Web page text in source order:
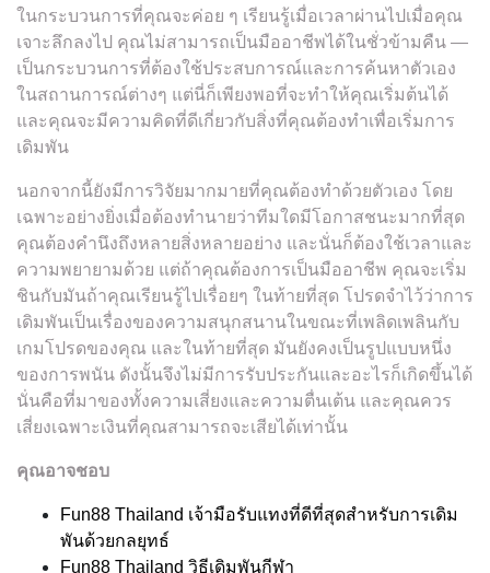
ในกระบวนการที่คุณจะค่อย ๆ เรียนรู้เมื่อเวลาผ่านไปเมื่อคุณ
เจาะลึกลงไป คุณไม่สามารถเป็นมืออาชีพได้ในชั่วข้ามคืน —
เป็นกระบวนการที่ต้องใช้ประสบการณ์และการค้นหาตัวเอง
ในสถานการณ์ต่างๆ แต่นี่ก็เพียงพอที่จะทำให้คุณเริ่มต้นได้
และคุณจะมีความคิดที่ดีเกี่ยวกับสิ่งที่คุณต้องทำเพื่อเริ่มการ
เดิมพัน
นอกจากนี้ยังมีการวิจัยมากมายที่คุณต้องทำด้วยตัวเอง โดย
เฉพาะอย่างยิ่งเมื่อต้องทำนายว่าทีมใดมีโอกาสชนะมากที่สุด
คุณต้องคำนึงถึงหลายสิ่งหลายอย่าง และนั่นก็ต้องใช้เวลาและ
ความพยายามด้วย แต่ถ้าคุณต้องการเป็นมืออาชีพ คุณจะเริ่ม
ชินกับมันถ้าคุณเรียนรู้ไปเรื่อยๆ ในท้ายที่สุด โปรดจำไว้ว่าการ
เดิมพันเป็นเรื่องของความสนุกสนานในขณะที่เพลิดเพลินกับ
เกมโปรดของคุณ และในท้ายที่สุด มันยังคงเป็นรูปแบบหนึ่ง
ของการพนัน ดังนั้นจึงไม่มีการรับประกันและอะไรก็เกิดขึ้นได้
นั่นคือที่มาของทั้งความเสี่ยงและความตื่นเต้น และคุณควร
เสี่ยงเฉพาะเงินที่คุณสามารถจะเสียได้เท่านั้น
คุณอาจชอบ
Fun88 Thailand เจ้ามือรับแทงที่ดีที่สุดสำหรับการเดิม
พันด้วยกลยุทธ์
Fun88 Thailand วิธีเดิมพันกีฬา